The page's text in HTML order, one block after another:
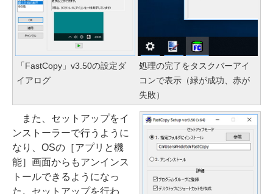
「FastCopy」v3.50の設定ダ
イアログ
処理の完了をタスクバーアイ
コンで表示（緑が成功、赤が
失敗）
また、セットアップをイ
ンストーラーで行うように
なり、OSの［アプリと機
能］画面からもアンインス
トールできるようになっ
た。セットアップを行わ